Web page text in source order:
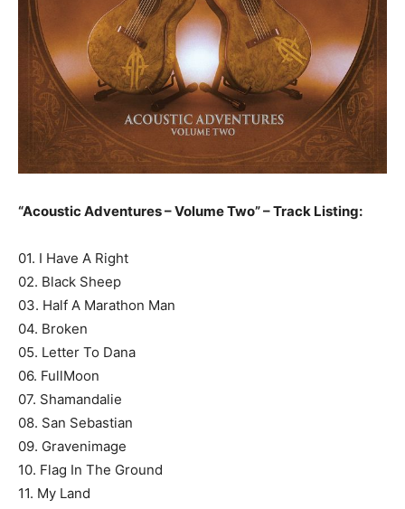
“Acoustic Adventures – Volume Two” – Track Listing:
01. I Have A Right
02. Black Sheep
03. Half A Marathon Man
04. Broken
05. Letter To Dana
06. FullMoon
07. Shamandalie
08. San Sebastian
09. Gravenimage
10. Flag In The Ground
11. My Land